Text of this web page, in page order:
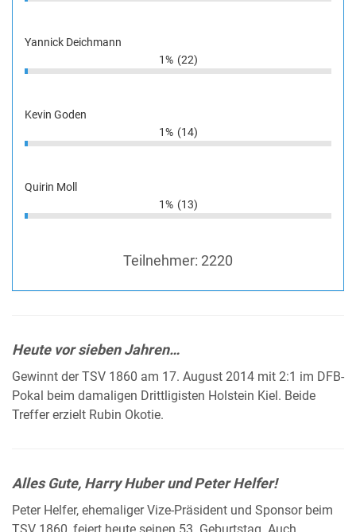
Yannick Deichmann
1% (22)
Kevin Goden
1% (14)
Quirin Moll
1% (13)
Teilnehmer: 2220
Heute vor sieben Jahren…
Gewinnt der TSV 1860 am 17. August 2014 mit 2:1 im DFB-
Pokal beim damaligen Drittligisten Holstein Kiel. Beide
Treffer erzielt Rubin Okotie.
Alles Gute, Harry Huber und Peter Helfer!
Peter Helfer, ehemaliger Vize-Präsident und Sponsor beim